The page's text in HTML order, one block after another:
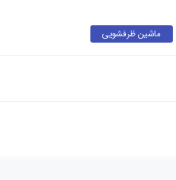
ماشین ظرفشویی